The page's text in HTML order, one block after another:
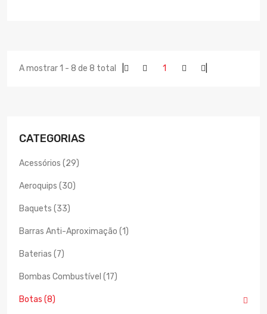
1
A mostrar 1 - 8 de 8 total
CATEGORIAS
Acessórios (29)
Aeroquips (30)
Baquets (33)
Barras Anti-Aproximação (1)
Baterias (7)
Bombas Combustível (17)
Botas (8)